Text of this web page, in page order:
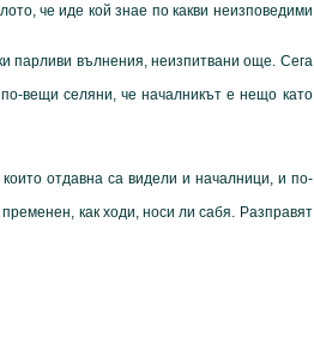
че иде кой знае по какви неизповедими
вълнения, неизпитвани още. Сега
вещи селяни, че началникът е нещо като
отдавна са видели и началници, и по-
как ходи, носи ли сабя. Разправят